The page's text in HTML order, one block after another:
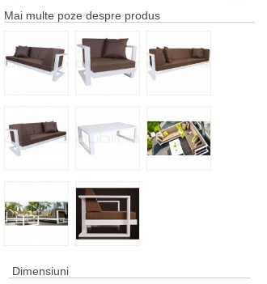
Mai multe poze despre produs
Dimensiuni